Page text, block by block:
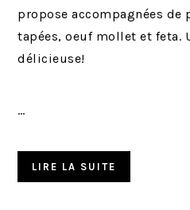
propose accompagnées de
tapées, oeuf mollet et feta.
délicieuse!
…
LIRE LA SUITE